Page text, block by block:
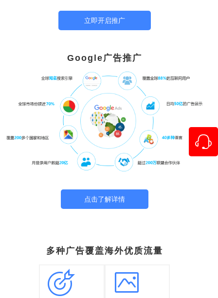
立即开启推广
Google广告推广
点击了解详情
多种广告覆盖海外优质流量